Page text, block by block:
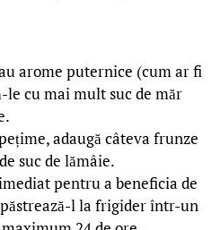
arome puternice (cum ar fi
cu mai mult suc de măr
adaugă câteva frunze
suc de lămâie.
pentru a beneficia de
l la frigider într-un